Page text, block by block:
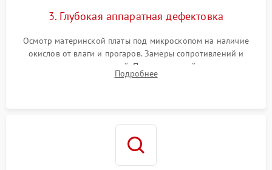
3. Глубокая аппаратная дефектовка
Осмотр материнской платы под микроскопом на наличие
окислов от влаги и прогаров. Замеры сопротивлений и
дежурных напряжений. Проверка цепей питания,
мультиконтроллера, процессора и видеочипа.
Подробнее